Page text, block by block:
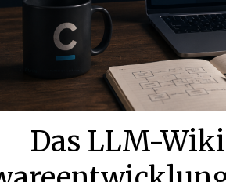
Das LLM-